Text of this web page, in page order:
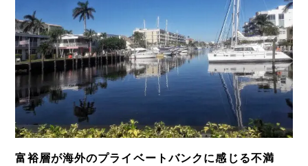
富裕層が海外のプライベートバンクに感じる不満